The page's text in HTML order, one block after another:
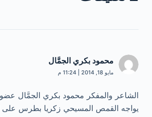
محمود بكري الجمَّال
مايو 18, 2014 | 11:24 م
الشاعر والمفكر محمود بكري الجمَّال
يواجه القمص المسيحي زكريا بطرس على